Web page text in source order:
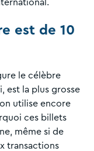
est de 10
le célèbre
est la plus grosse
utilise encore
ces billets
même si de
transactions